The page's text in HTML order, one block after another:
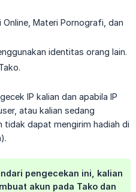
Materi Pornografi, dan
identitas orang lain.
IP kalian dan apabila IP
atau kalian sedang
tidak dapat mengirim hadiah di
pengecekan ini, kalian
akun pada Tako dan